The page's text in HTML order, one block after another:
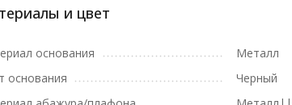
и цвет
основания
Металл
основания
Черный